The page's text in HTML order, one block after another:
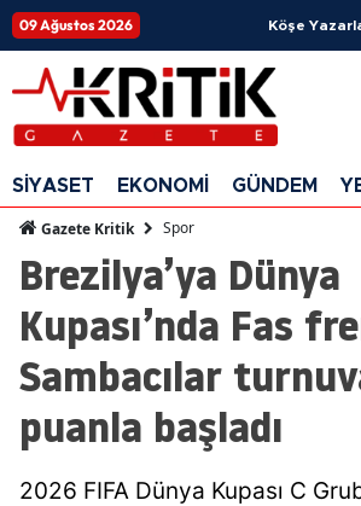
09 Ağustos 2026 Köşe
SİYASET EKONOMİ GÜNDEM
Gazete Kritik Spor
Brezilya’ya Dünya
Kupası’nda Fas
Sambacılar
puanla başladı
2026 FIFA Dünya Kupası C